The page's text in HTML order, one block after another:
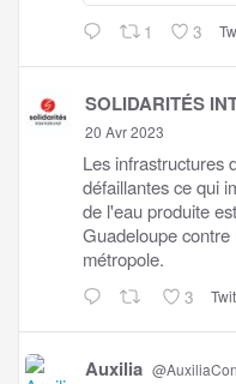
1 3
SOLIDARITÉS
20 Avr 2023
Les infrastructures
défaillantes ce qui
de l'eau produite
Guadeloupe
métropole.
3
Auxilia